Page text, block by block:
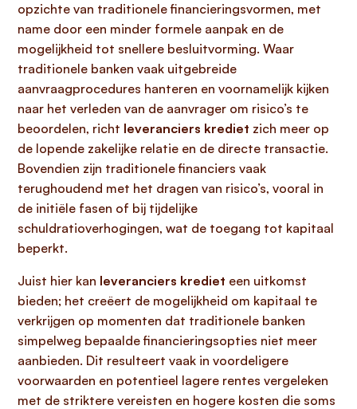
opzichte van traditionele financieringsvormen, met
name door een minder formele aanpak en de
mogelijkheid tot snellere besluitvorming. Waar
traditionele banken vaak uitgebreide
aanvraagprocedures hanteren en voornamelijk kijken
naar het verleden van de aanvrager om risico’s te
beoordelen, richt leveranciers krediet zich meer op
de lopende zakelijke relatie en de directe transactie.
Bovendien zijn traditionele financiers vaak
terughoudend met het dragen van risico’s, vooral in
de initiële fasen of bij tijdelijke
schuldratioverhogingen, wat de toegang tot kapitaal
beperkt.
Juist hier kan leveranciers krediet een uitkomst
bieden; het creëert de mogelijkheid om kapitaal te
verkrijgen op momenten dat traditionele banken
simpelweg bepaalde financieringsopties niet meer
aanbieden. Dit resulteert vaak in voordeligere
voorwaarden en potentieel lagere rentes vergeleken
met de striktere vereisten en hogere kosten die soms